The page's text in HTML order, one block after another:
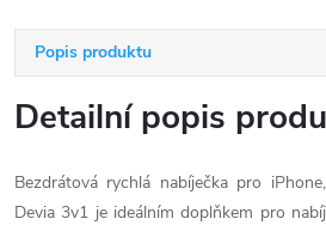
Popis produktu
Detailní popis
Bezdrátová rychlá nabíječka pro
Devia 3v1 je ideálním doplňkem pro